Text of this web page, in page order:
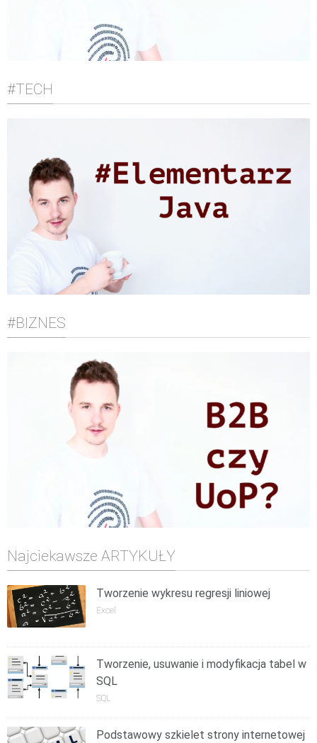
#TECH
#BIZNES
Najciekawsze ARTYKUŁY
Tworzenie wykresu regresji liniowej
Excel
Tworzenie, usuwanie i modyfikacja tabel w
SQL
SQL
Podstawowy szkielet strony internetowej